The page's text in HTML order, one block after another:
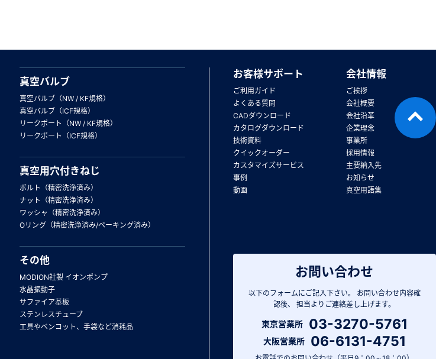
お問い合わせ
以下のフォームにご記入下さい。
お問い合わせ内容確
認後、
担当よりご連絡差し上げます。
東京営業所 03-3270-5761
大阪営業所 06-6131-4751
真空バルブ
真空バルブ（NW / KF規格）
真空バルブ（ICF規格）
リークポート（NW / KF規格）
リークポート（ICF規格）
真空用穴付きねじ
ボルト（精密洗浄済み）
ナット（精密洗浄済み）
ワッシャ（精密洗浄済み）
Oリング（精密洗浄済み/ベーキング済み）
その他
MODION社製 イオンポンプ
水晶振動子
サファイア基板
ステンレスチューブ
工具やベンコット、手袋など消耗品
お客様サポート
ご利用ガイド
よくある質問
CADダウンロード
カタログダウンロード
技術資料
クイックオーダー
カスタマイズサービス
事例
動画
会社情報
ご挨拶
会社概要
会社沿革
企業理念
事業所
採用情報
主要納入先
お知らせ
真空用語集